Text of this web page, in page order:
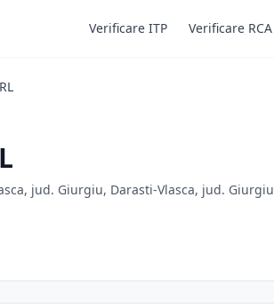
Verificare ITP Verificare RCA
jud. Giurgiu, Darasti-Vlasca, jud. Giurgiu